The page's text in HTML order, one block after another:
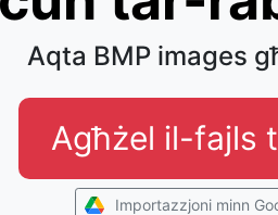
Aqta BMP images
Agħżel il-fajls
Importazzjoni minn